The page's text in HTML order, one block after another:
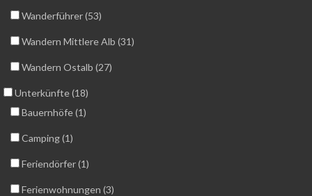
Wanderführer (53)
Wandern Mittlere Alb (31)
Wandern Ostalb (27)
Unterkünfte (18)
Bauernhöfe (1)
Camping (1)
Feriendörfer (1)
Ferienwohnungen (3)